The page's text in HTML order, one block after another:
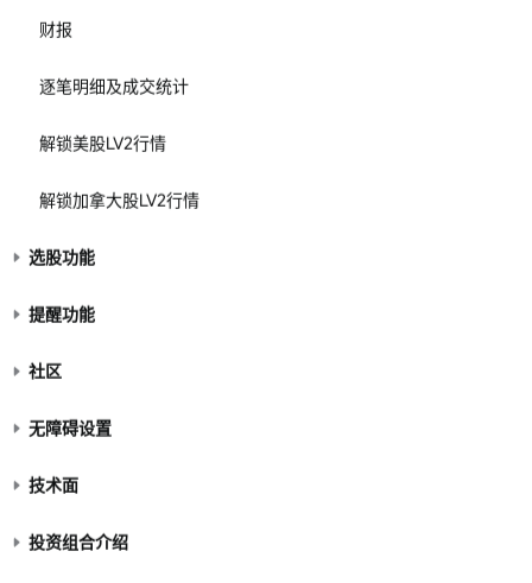
财报
逐笔明细及成交统计
解锁美股LV2行情
解锁加拿大股LV2行情
选股功能
提醒功能
社区
无障碍设置
技术面
投资组合介绍